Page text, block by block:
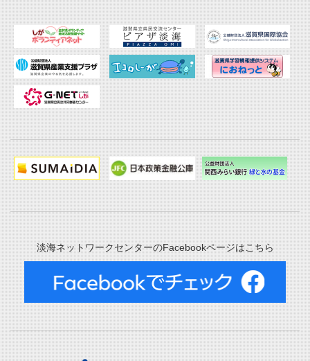
淡海ネットワークセンターのFacebookページはこちら